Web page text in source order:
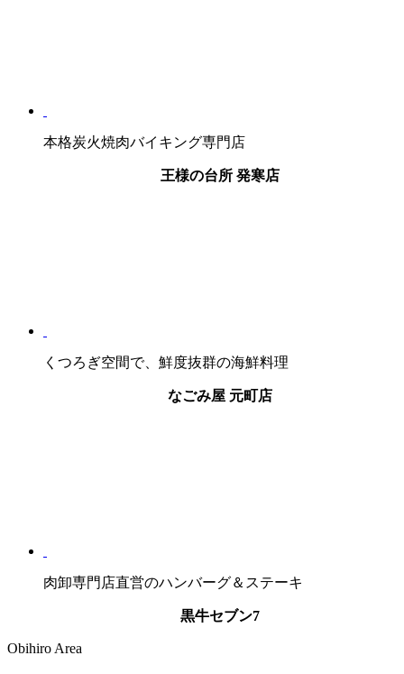
本格炭火焼肉バイキング専門店
王様の台所 発寒店
くつろぎ空間で、鮮度抜群の海鮮料理
なごみ屋 元町店
肉卸専門店直営のハンバーグ＆ステーキ
黒牛セブン7
Obihiro Area